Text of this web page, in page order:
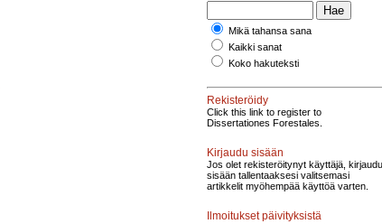
Mikä tahansa sana
Kaikki sanat
Koko hakuteksti
Rekisteröidy
Click this link to register to
Dissertationes Forestales.
Kirjaudu sisään
Jos olet rekisteröitynyt käyttäjä, kirjaudu
sisään tallentaaksesi valitsemasi
artikkelit myöhempää käyttöä varten.
Ilmoitukset päivityksistä